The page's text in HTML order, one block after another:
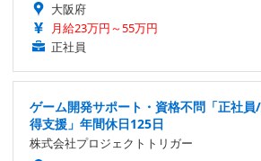
大阪府
月給23万円～55万円
正社員
ゲーム開発サポート・資格不問「正社
得支援」年間休日125日
株式会社プロジェクトトリガー